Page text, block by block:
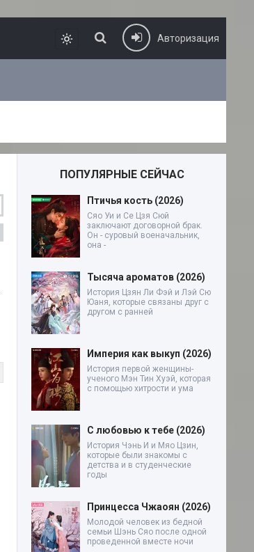
Авторизация
ПОПУЛЯРНЫЕ СЕЙЧАС
Птичья кость (2026)
Сяо Уи и Се Цзя Сюй
заключают договорной брак.
Он - суровый военачальник,
она -
Тысяча ароматов (2026)
История Цзян Ли Фэй и Лэй Сю
Юаня, которые связаны друг с
другом с ранней
Империя как выкуп (2026)
История первой женщины-
ученого Мэн Тин Хуэй, которая
с помощью хитрости и ума
С любовью к тебе (2026)
История Чэнь И и Мяо Цзин,
которые были знакомы с
детства и в студенческие
годы
Принцесса Чжаоян (2026)
Молодой человек из бедной
семьи Шэнь Сяо после одной
проведенной вместе ночи